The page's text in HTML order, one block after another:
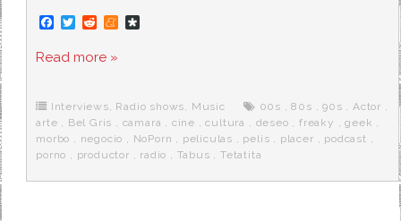
F
c
e
o
k
T
i
t
r
R
d
d
M
e
r
a
Read more »
Interviews, Radio shows, Music 00s ,80s ,90s , Actor ,
arte , Bel Gris , camara , cine ,cultura , deseo , freaky ,geek ,
morbo , negocio , NoPorn , películas , pelis , placer , podcast ,
porno , productor , radio , Tabus ,Tetatita